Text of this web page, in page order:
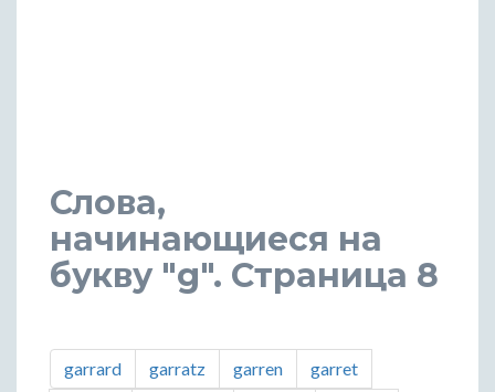
Слова,
начинающиеся на
букву "g". Страница 8
garrard garratz garren
garret